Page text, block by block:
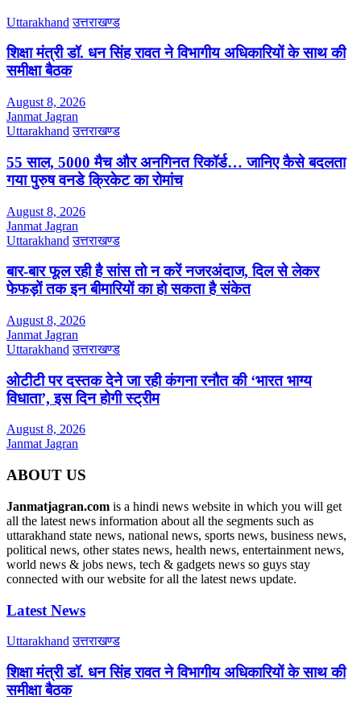
Uttarakhand उत्तराखण्ड
शिक्षा मंत्री डॉ. धन सिंह रावत ने विभागीय अधिकारियों के साथ की
समीक्षा बैठक
August 8, 2026
Janmat Jagran
Uttarakhand उत्तराखण्ड
55 साल, 5000 मैच और अनगिनत रिकॉर्ड… जानिए कैसे बदलता
गया पुरुष वनडे क्रिकेट का रोमांच
August 8, 2026
Janmat Jagran
Uttarakhand उत्तराखण्ड
बार-बार फूल रही है सांस तो न करें नजरअंदाज, दिल से लेकर
फेफड़ों तक इन बीमारियों का हो सकता है संकेत
August 8, 2026
Janmat Jagran
Uttarakhand उत्तराखण्ड
ओटीटी पर दस्तक देने जा रही कंगना रनौत की ‘भारत भाग्य
विधाता’, इस दिन होगी स्ट्रीम
August 8, 2026
Janmat Jagran
ABOUT US
Janmatjagran.com is a hindi news website in which you will get
all the latest news information about all the segments such as
uttarakhand state news, national news, sports news, business news,
political news, other states news, health news, entertainment news,
world news & jobs news, tech & gadgets news so guys stay
connected with our website for all the latest news update.
Latest News
Uttarakhand उत्तराखण्ड
शिक्षा मंत्री डॉ. धन सिंह रावत ने विभागीय अधिकारियों के साथ की
समीक्षा बैठक